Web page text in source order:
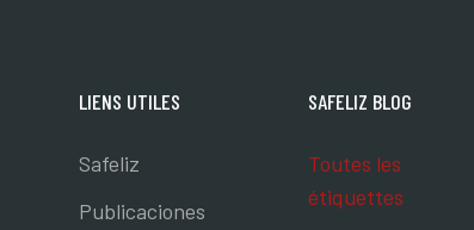
LIENS UTILES
Safeliz
Publicaciones
SAFELIZ BLOG
Toutes les
étiquettes